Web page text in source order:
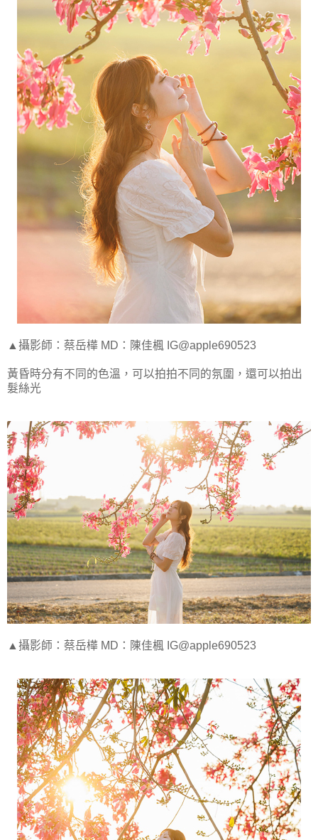
▲攝影師：蔡岳樺 MD：陳佳楓 IG@apple690523
黃昏時分有不同的色溫，可以拍拍不同的氛圍，還可以拍出
髮絲光
▲攝影師：蔡岳樺 MD：陳佳楓 IG@apple690523